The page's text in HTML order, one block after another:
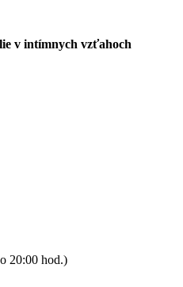
v intímnych vzťahoch
20:00 hod.)